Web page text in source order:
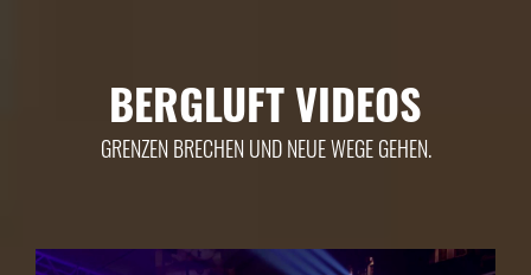
BERGLUFT VIDEOS
GRENZEN BRECHEN UND NEUE WEGE GEHEN.